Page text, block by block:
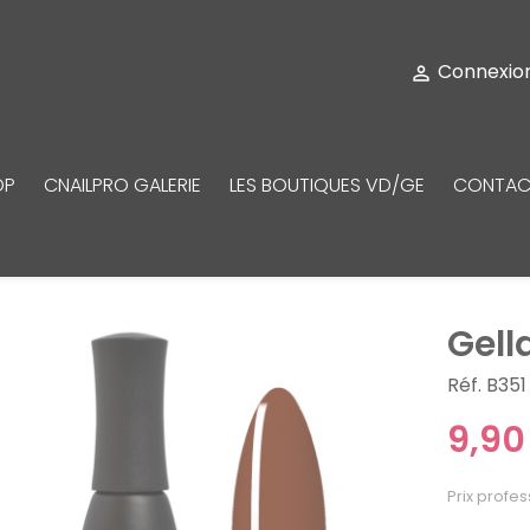

CNAILPRO GALERIE LES BOUTIQUES VD/GE
Réf. B351
9,90
Prix